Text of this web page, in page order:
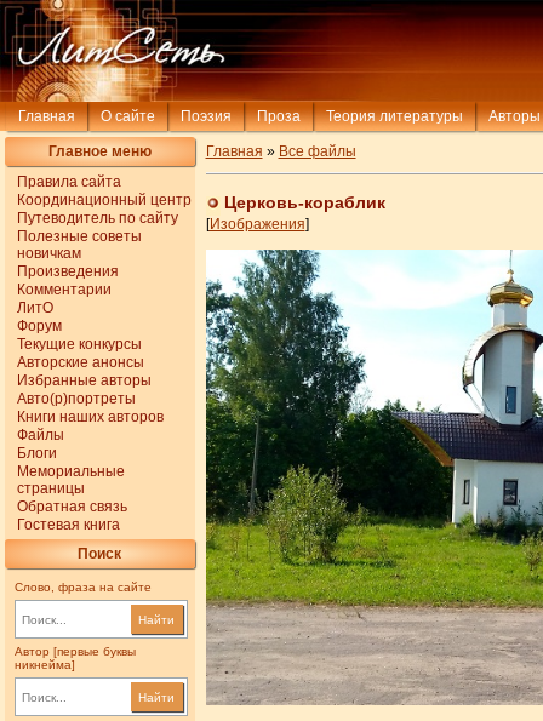
Главная О сайте Поэзия Проза Теория литературы Авторы
Главное меню
Правила сайта
Координационный центр
Путеводитель по сайту
Полезные советы
новичкам
Произведения
Комментарии
ЛитО
Форум
Текущие конкурсы
Авторские анонсы
Избранные авторы
Авто(р)портреты
Книги наших авторов
Файлы
Блоги
Мемориальные
страницы
Обратная связь
Гостевая книга
Поиск
Слово, фраза на сайте
Найти
Автор [первые буквы
никнейма]
Найти
Главная » Все файлы
Церковь-кораблик
[Изображения]